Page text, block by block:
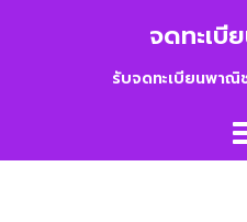
จดทะเ
รับจดทะเบียนพาณิ